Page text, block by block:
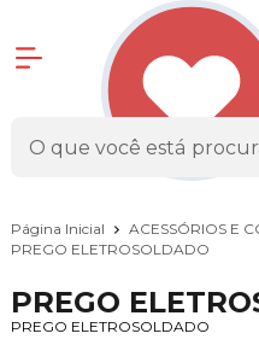
Página Inicial
ACESSÓRIOS E
PREGO ELETROSOLDADO
PREGO
PREGO ELETROSOLDADO